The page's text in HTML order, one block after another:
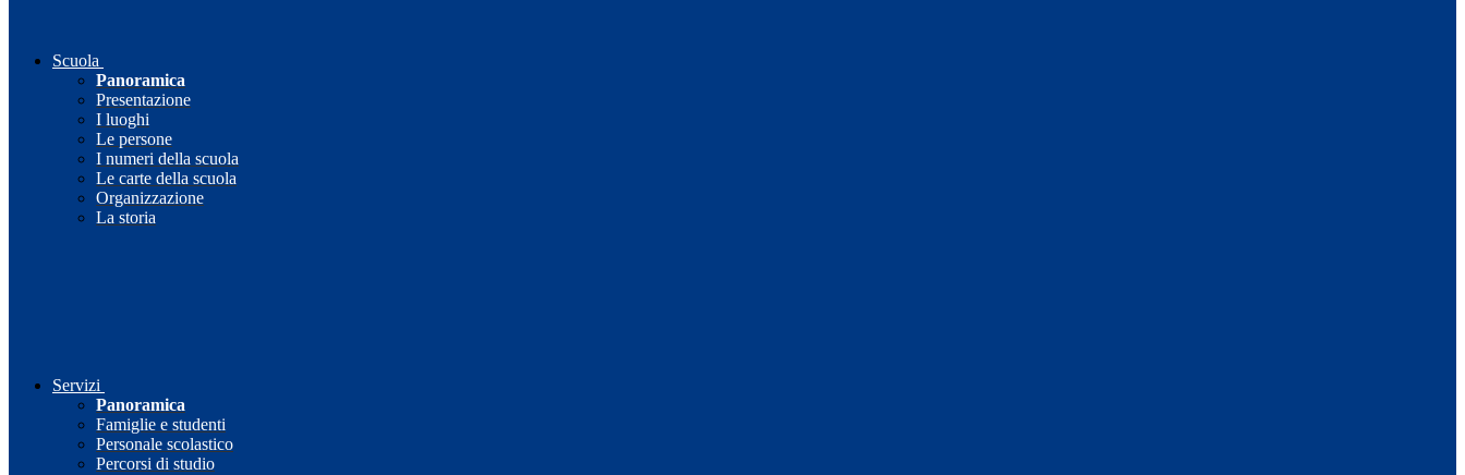
Scuola
Panoramica
Presentazione
I luoghi
Le persone
I numeri della scuola
Le carte della scuola
Organizzazione
La storia
Servizi
Panoramica
Famiglie e studenti
Personale scolastico
Percorsi di studio